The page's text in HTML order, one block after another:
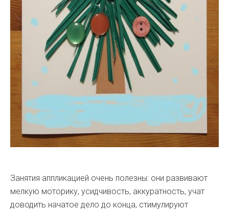
Занятия аппликацией очень полезны: они развивают
мелкую моторику, усидчивость, аккуратность, учат
доводить начатое дело до конца, стимулируют